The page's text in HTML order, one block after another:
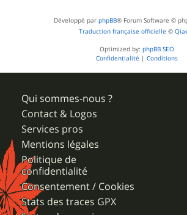
Développé par phpBB® Forum Software ©
Traduction française officielle ©
Optimized by: phpBB SEO
Confidentialité | Conditions
Qui sommes-nous ?
Contact & Logos
Services pros
Mentions légales
Politique de
confidentialité
Consentement / Cookies
Stats des traces GPX